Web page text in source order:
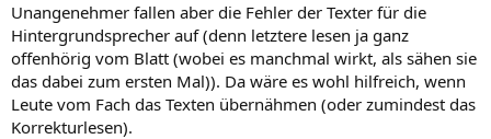
Unangenehmer fallen aber die Fehler der Texter für die
Hintergrundsprecher auf (denn letztere lesen ja ganz
offenhörig vom Blatt (wobei es manchmal wirkt, als sähen sie
das dabei zum ersten Mal)). Da wäre es wohl hilfreich, wenn
Leute vom Fach das Texten übernähmen (oder zumindest das
Korrekturlesen).